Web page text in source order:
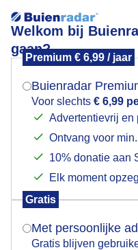
Welkom bij
gaan?
Premium € 6,99 / jaar
Buienradar
Voor slechts € 6,99
Advertentievrij en
Ontvang voor
10% donatie aan
Elk moment
Gratis
Met persoonlijke
Gratis blijven
Maïsveld in de wind en
Mogen we je
Indien je hier nog
verschijnt er zo een
Is goed,